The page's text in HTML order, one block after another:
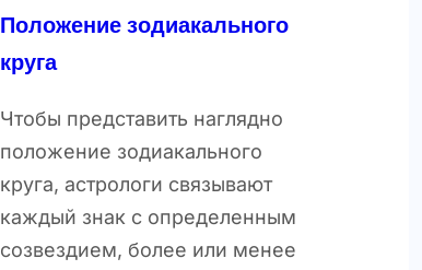
Положение зодиакального
круга
Чтобы представить наглядно
положение зодиакального
круга, астрологи связывают
каждый знак с определенным
созвездием, более или менее